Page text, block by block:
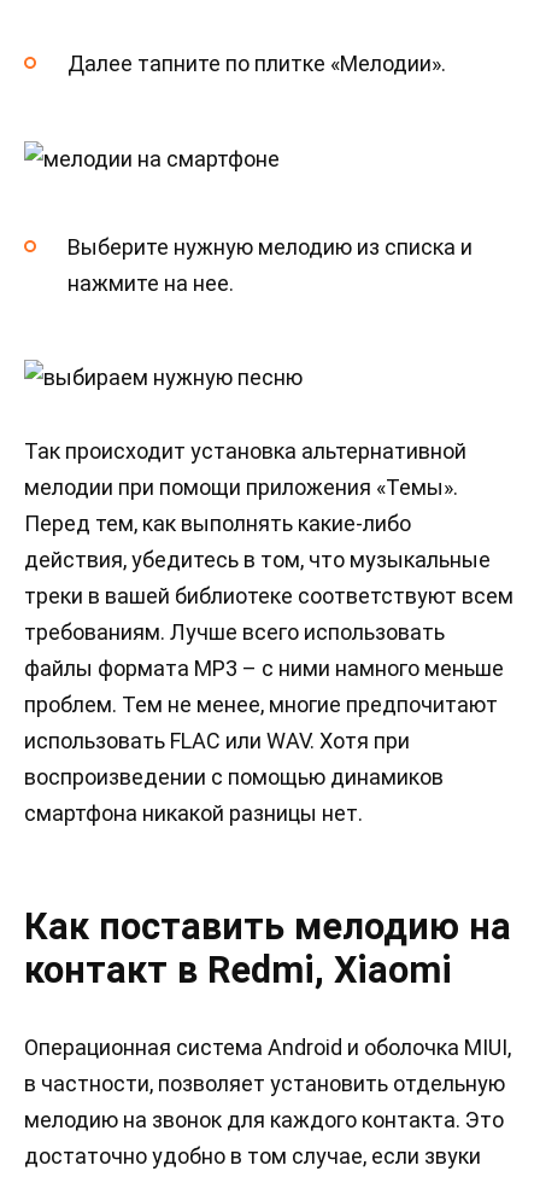
Далее тапните по плитке «Мелодии».
Выберите нужную мелодию из списка и
нажмите на нее.
Так происходит установка альтернативной
мелодии при помощи приложения «Темы».
Перед тем, как выполнять какие-либо
действия, убедитесь в том, что музыкальные
треки в вашей библиотеке соответствуют всем
требованиям. Лучше всего использовать
файлы формата МР3 – с ними намного меньше
проблем. Тем не менее, многие предпочитают
использовать FLAC или WAV. Хотя при
воспроизведении с помощью динамиков
смартфона никакой разницы нет.
Как поставить мелодию на
контакт в Redmi, Xiaomi
Операционная система Android и оболочка MIUI,
в частности, позволяет установить отдельную
мелодию на звонок для каждого контакта. Это
достаточно удобно в том случае, если звуки